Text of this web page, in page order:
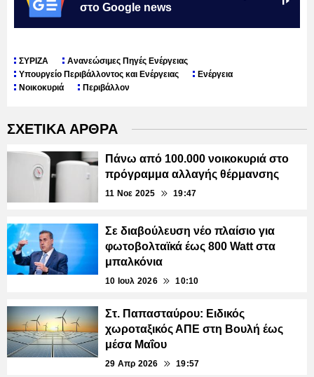
στο Google news
ΣΥΡΙΖΑ
Ανανεώσιμες Πηγές Ενέργειας
Υπουργείο Περιβάλλοντος και Ενέργειας
Ενέργεια
Νοικοκυριά
Περιβάλλον
ΣΧΕΤΙΚΑ ΑΡΘΡΑ
Πάνω από 100.000 νοικοκυριά στο
πρόγραμμα αλλαγής θέρμανσης
11 Νοε 2025 19:47
Σε διαβούλευση νέο πλαίσιο για
φωτοβολταϊκά έως 800 Watt στα
μπαλκόνια
10 Ιουλ 2026 10:10
Στ. Παπασταύρου: Ειδικός
χωροταξικός ΑΠΕ στη Βουλή έως
μέσα Μαΐου
29 Απρ 2026 19:57